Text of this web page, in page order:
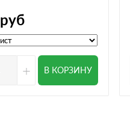
руб
+ В КОРЗИНУ